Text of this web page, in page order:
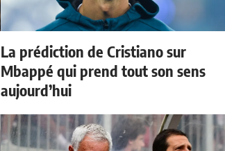
La prédiction de Cristiano sur
Mbappé qui prend tout son sens
aujourd’hui